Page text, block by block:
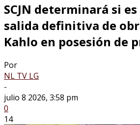
SCJN determinará si
salida definitiva de
Kahlo en posesión de
Por
NL TV LG
-
julio 8 2026, 3:58 pm
0
14